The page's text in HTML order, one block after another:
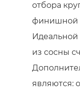
Ваши имя и
отбора
финишной
из сосны
являются: